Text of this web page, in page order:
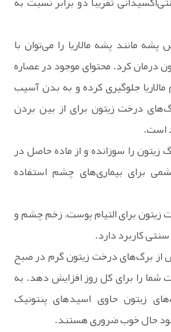
مانند پشه مالاریا را می‌توان با
درمان کرد. محتوای موجود در عصاره
مالاریا جلوگیری کرده و به بدن آسیب
درخت زیتون برای از بین بردن
است.
را سوزانده و از ماده حاصل در
برای بیماری‌های چشم استفاده
برای التیام پوست، زخم چشم و
کاربرد دارد.
برگ‌های درخت زیتون گرم در صبح
شما را برای کل روز افزایش دهد. به
زیتون حاوی اسیدهای پنتونیک
حال خوب ضروری هستند.